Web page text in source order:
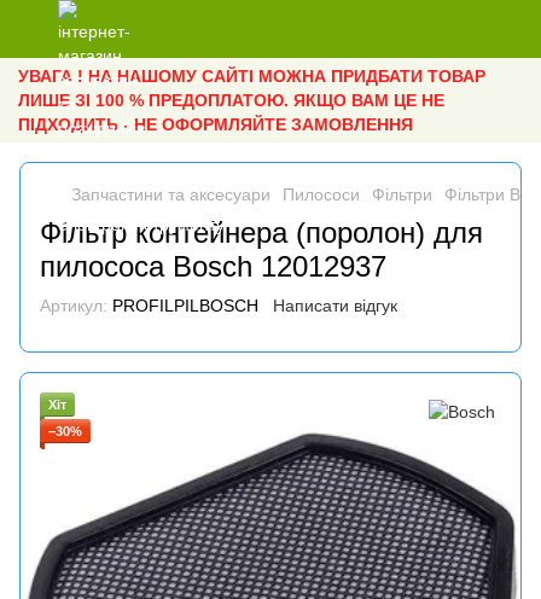
УВАГА ! НА НАШОМУ САЙТІ МОЖНА ПРИДБАТИ ТОВАР
ЛИШЕ ЗІ 100 % ПРЕДОПЛАТОЮ. ЯКЩО ВАМ ЦЕ НЕ
ПІДХОДИТЬ - НЕ ОФОРМЛЯЙТЕ ЗАМОВЛЕННЯ
Запчастини та аксесуари Пилососи Фільтри Фільтри
Фільтр контейнера (поролон) для
пилососа Bosch 12012937
Артикул: PROFILPILBOSCH Написати відгук
Хіт
−30%